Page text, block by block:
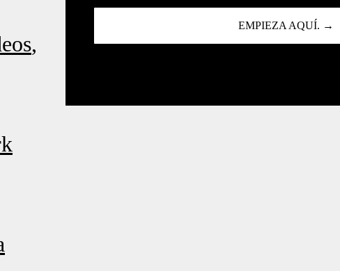
EMPIEZA AQUÍ. →